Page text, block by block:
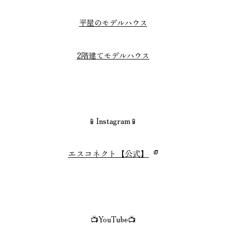
平屋のモデルハウス
2階建てモデルハウス
📱Instagram📱
エスコネクト【公式】
📺YouTube📺